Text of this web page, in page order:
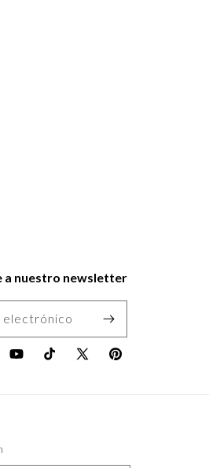
a nuestro newsletter
electrónico
YouTubeTikTok
X
Pinterest